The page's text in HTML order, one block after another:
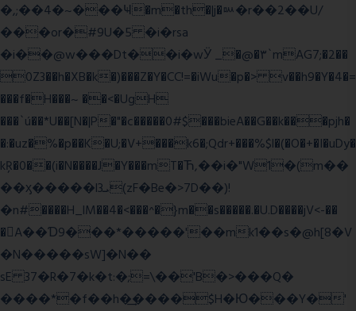
�,;��4�~���Ҹ�m�th�|j�ᇞ�r��2��U/
���or�#9U�5 �i�rsa
�i��@w���Dt��i�wӰ _�@�٣`mAG7;�2��
0Z3��h�XB�k�)���Z�Y�CC!=�iWu�p�> v��h9�Y�4�=
���f�H���~ ��<�UgH
���`ú��*U��[N�|P�"�c�����0#$���bieA��G��k���pjh�
�:�uz�%�p��K�U;�V+���k6�;Qdr+���%$l�(�O�+�I�uDy�
kŖ�0��(i�N����J�Y���mT�Ћ,��i�"W1�(m��
��ӽ�����l3ܝ(zF�Be�>7D��)!
�n#����H_lM��4�<���^�}m��s�����.�U.D����jV<-��
�A��Ɗ9���*�����'��mk1��s�@h[8�V
�N�����sW]�N��
sE 37�R�7�k�t:�;=\��'B�>���Q�
����*�f��h�͢����$H�Ю���Y�'